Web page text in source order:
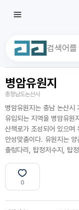
최근 검색어
병암유원지
충청남도논산시
병암유원지는 충남 논산시
유입되는 지역을 병암유원
산책로가 조성되어 있으며
안성맞춤이다. 유원지는
출렁다리, 탑정저수지, 탑
0